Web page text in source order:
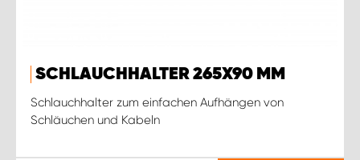
SCHLAUCHHALTER 265X90 MM
Schlauchhalter zum einfachen Aufhängen von
Schläuchen und Kabeln